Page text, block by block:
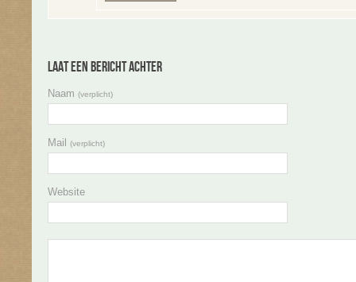
Laat een bericht achter
Naam (verplicht)
Mail (verplicht)
Website